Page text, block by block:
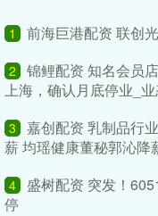
1 前海巨港配资 联创
2
锦鲤配资 知名会员
上海，确认月底停业_
3
嘉创配资 乳制品行
薪 均瑶健康董秘郭沁降
4
盛树配资 突发！
停